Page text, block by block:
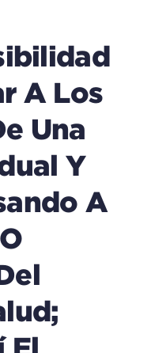
A Los
Una
Y
A
El